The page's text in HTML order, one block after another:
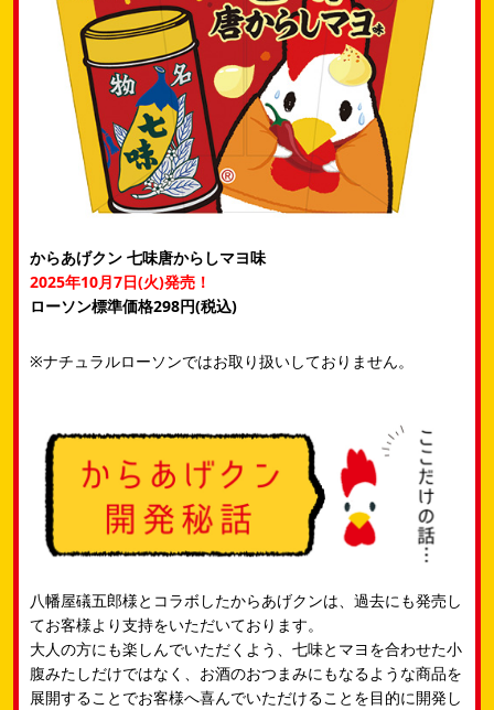
からあげクン 七味唐からしマヨ味
2025年10月7日(火)発売！
ローソン標準価格298円(税込)
※ナチュラルローソンではお取り扱いしておりません。
八幡屋礒五郎様とコラボしたからあげクンは、過去にも発売し
てお客様より支持をいただいております。​
大人の方にも楽しんでいただくよう、七味とマヨを合わせた小
腹みたしだけではなく、お酒のおつまみにもなるような​商品を
展開することでお客様へ喜んでいただけることを目的に開発し